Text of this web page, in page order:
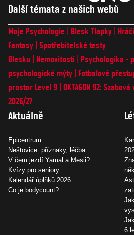
Další témata z našich webů
Moje Psychologie Blesk Tlapky
Fantasy Spotřebitelské testy
Blesku
Nemovitosti
Psychologika -
psychologické mýty
Fotbalové
prostor Level 9 OKTAGON 92:
2026/27
Aktuálně
Epicentrum
Neštovice: příznaky, léčba
V čem jezdí Yamal a Mesii?
Kvízy pro seniory
Kalendář úplňků 2026
Co je bodycount?
6